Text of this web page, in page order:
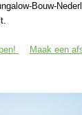
Bouw-
Maak een